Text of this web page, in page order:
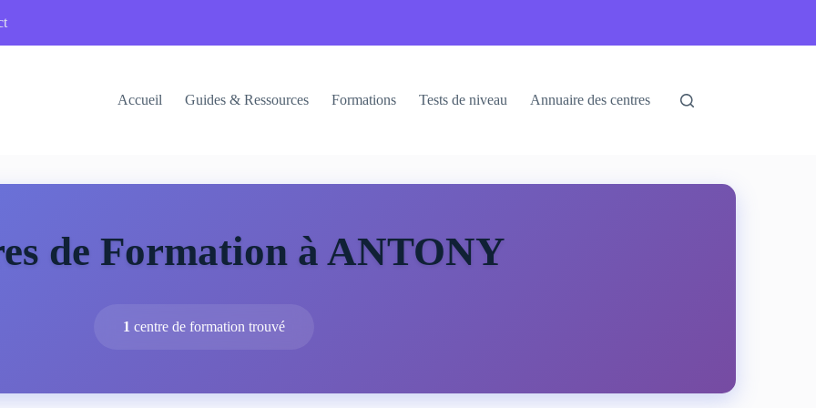
Accueil Guides & Ressources Formations Tests de niveau Annuaire des centres
de Formation à ANTONY
1 centre de formation trouvé